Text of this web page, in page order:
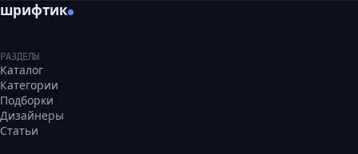
шрифтик
РАЗДЕЛЫ
Каталог
Категории
Подборки
Дизайнеры
Статьи